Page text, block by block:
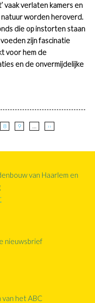
vaak verlaten kamers en
worden heroverd.
die op instorten staan
zijn fascinatie
voor hem de
en de onvermijdelijke
Page
8 Page
9 …
Volgende
pagina
››
van Haarlem en
nieuwsbrief
het ABC